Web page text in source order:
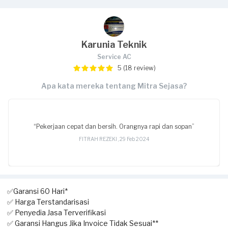
Karunia Teknik
Service AC
5 (18 review)
Apa kata mereka tentang Mitra Sejasa?
“Pekerjaan cepat dan bersih. Orangnya rapi dan sopan”
FITRAH REZEKI , 29 Feb 2024
✅Garansi 60 Hari*
✅ Harga Terstandarisasi
✅ Penyedia Jasa Terverifikasi
✅ Garansi Hangus Jika Invoice Tidak Sesuai**